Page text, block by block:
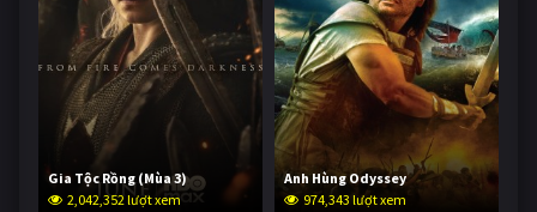
Gia Tộc Rồng (Mùa 3)
2,042,352 lượt xem
Anh Hùng Odyssey
974,343 lượt xem